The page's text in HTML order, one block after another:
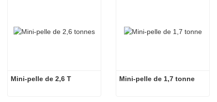
Mini-pelle de 2,6 T Mini-pelle de 1,7 tonne